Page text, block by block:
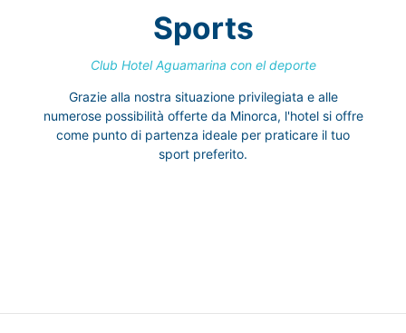
Sports
Club Hotel Aguamarina con el deporte
Grazie alla nostra situazione privilegiata e alle
numerose possibilità offerte da Minorca, l'hotel si offre
come punto di partenza ideale per praticare il tuo
sport preferito.